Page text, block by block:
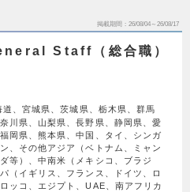
掲載期間 26/08/04～26/08/17
Staff（総合職）
道、宮城県、茨城県、栃木県、群馬
川県、山梨県、長野県、静岡県、愛
岡県、熊本県、中国、タイ、シンガ
、その他アジア（ベトナム、ミャン
等）、中南米（メキシコ、ブラジ
（イギリス、フランス、ドイツ、ロ
ッコ、エジプト、UAE、南アフリカ